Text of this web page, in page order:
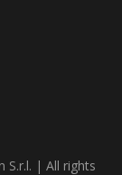
S.r.l. | All rights